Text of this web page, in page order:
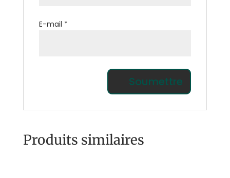
E-mail *
Produits similaires